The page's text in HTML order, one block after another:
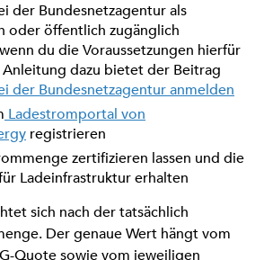
der Bundesnetzagentur als
oder öffentlich zugänglich
du die Voraussetzungen hierfür
dazu bietet der Beitrag
der Bundesnetzagentur anmelden
Ladestromportal von
registrieren
zertifizieren lassen und die
Ladeinfrastruktur erhalten
sich nach der tatsächlich
Der genaue Wert hängt vom
Quote sowie vom jeweiligen